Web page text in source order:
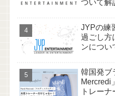
ついて解
JYPの練
過ごし方
ンについ
韓国発ブ
Mercredi
トレーナ